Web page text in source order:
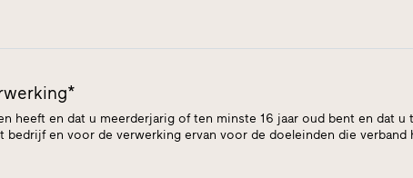
heeft en dat u meerderjarig of ten minste 16 jaar oud bent en dat
bedrijf en voor de verwerking ervan voor de doeleinden die